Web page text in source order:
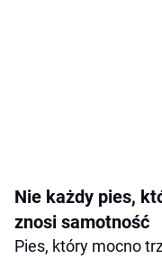
Nie każdy pies,
znosi samotność
Pies, który mocno